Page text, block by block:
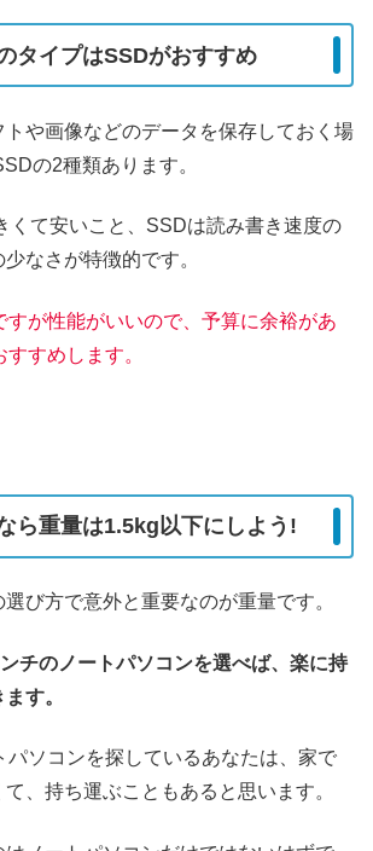
タイプはSSDがおすすめ
トや画像などのデータを保存しておく場
の2種類あります。
くて安いこと、SSDは読み書き速度の
なさが特徴的です。
すが性能がいいので、予算に余裕があ
すめします。
ら重量は1.5kg以下にしよう!
び方で意外と重要なのが重量です。
チのノートパソコンを選べば、楽に持
す。
パソコンを探しているあなたは、家で
、持ち運ぶこともあると思います。